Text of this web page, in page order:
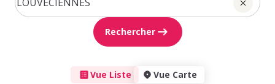
Rechercher
Vue Liste Vue Carte